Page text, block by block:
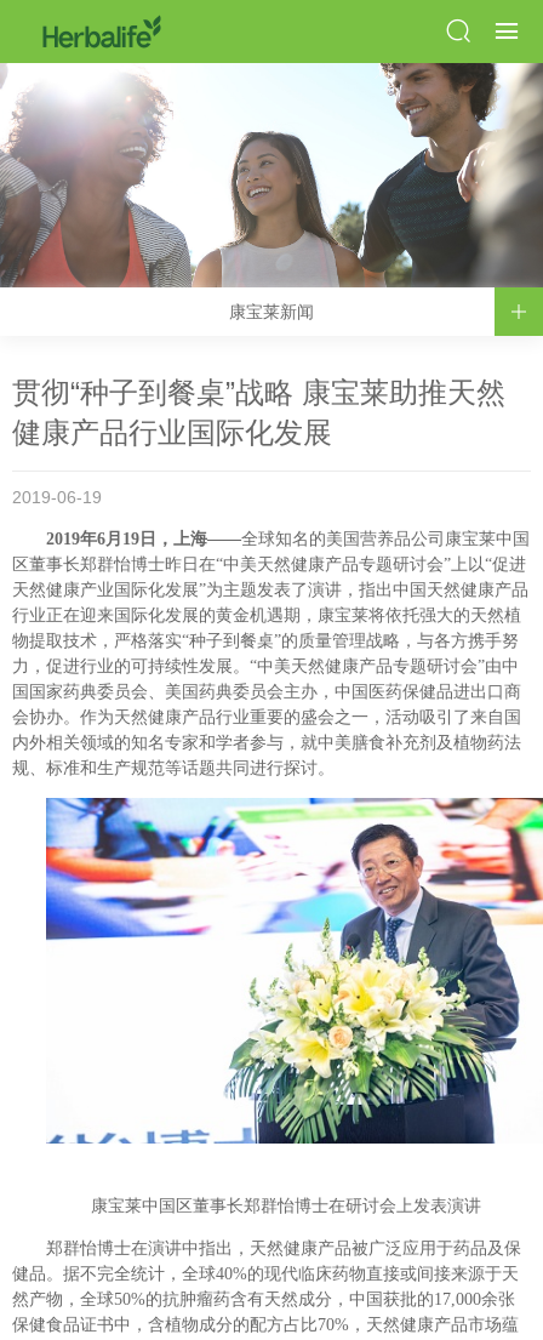
康宝莱新闻
贯彻“种子到餐桌”战略 康宝莱助推天然
健康产品行业国际化发展
2019-06-19
2019年6 月 19 日，上海——全球知名的美国营养品公司康宝莱中国
区董事长郑群怡博士昨日在“中美天然健康产品专题研讨会”上以“促进
天然健康产业国际化发展”为主题发表了演讲，指出中国天然健康产品
行业正在迎来国际化发展的黄金机遇期，康宝莱将依托强大的天然植
物提取技术，严格落实“种子到餐桌”的质量管理战略，与各方携手努
力，促进行业的可持续性发展。“中美天然健康产品专题研讨会”由中
国国家药典委员会、美国药典委员会主办，中国医药保健品进出口商
会协办。作为天然健康产品行业重要的盛会之一，活动吸引了来自国
内外相关领域的知名专家和学者参与，就中美膳食补充剂及植物药法
规、标准和生产规范等话题共同进行探讨。
康宝莱中国区董事长郑群怡博士在研讨会上发表演讲
郑群怡博士在演讲中指出，天然健康产品被广泛应用于药品及保
健品。据不完全统计，全球40%的现代临床药物直接或间接来源于天
然产物，全球50%的抗肿瘤药含有天然成分，中国获批的17,000余张
保健食品证书中，含植物成分的配方占比70%，天然健康产品市场蕴